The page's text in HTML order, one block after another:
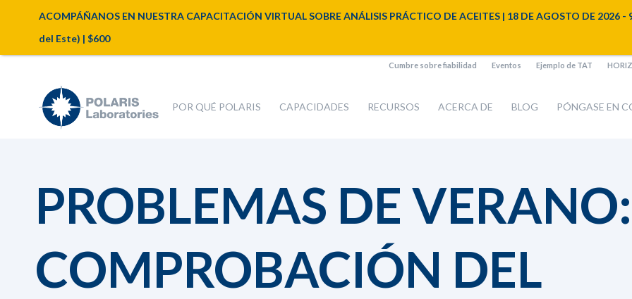
Cumbre sobre fiabilidad Eventos Ejemplo de TAT
POR QUÉ POLARIS CAPACIDADES RECURSOS ACERCA DE BLOG PÓNGASE EN
PROBLEMAS DE VERANO:
COMPROBACIÓN DEL
ACOMPÁÑANOS EN NUESTRA CAPACITACIÓN VIRTUAL SOBRE ANÁLISIS PRÁCTICO DE ACEITES | 18 DE AGOSTO DE 2026 -
del Este) | $600